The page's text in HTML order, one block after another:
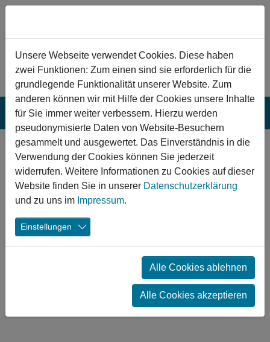
Zum Hauptinhalt springen
Neues Jahr, neue
Meilensteine
Weilheim an der Teck Turnhalle
Sportanlage
Sport
Unsere Webseite verwendet Cookies. Diese haben
zwei Funktionen: Zum einen sind sie erforderlich für die
grundlegende Funktionalität unserer Website. Zum
anderen können wir mit Hilfe der Cookies unsere Inhalte
für Sie immer weiter verbessern. Hierzu werden
pseudonymisierte Daten von Website-Besuchern
gesammelt und ausgewertet. Das Einverständnis in die
Verwendung der Cookies können Sie jederzeit
widerrufen. Weitere Informationen zu Cookies auf dieser
Website finden Sie in unserer Datenschutzerklärung
und zu uns im Impressum.
Einstellungen
Alle Cookies ablehnen
Alle Cookies akzeptieren